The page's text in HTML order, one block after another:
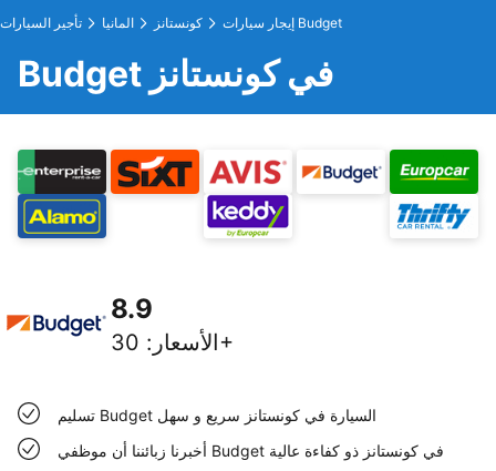
تأجير السيارات المانيا كونستانز إيجار سيارات Budget
Budget في كونستانز
8.9
الأسعار : 30+
تسليم Budget السيارة في كونستانز سريع و سهل
أخبرنا زبائننا أن موظفي Budget في كونستانز ذو كفاءة عالية